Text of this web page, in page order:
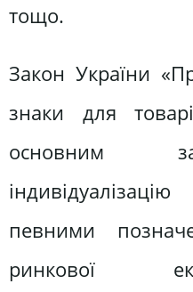
тощо.
Закон України
знаки для
основним
певними
ринкової